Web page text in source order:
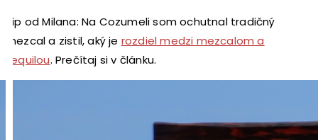
Tip od Milana: Na Cozumeli som ochutnal tradičný
mezcal a zistil, aký je rozdiel medzi mezcalom a
tequilou. Prečítaj si v článku.